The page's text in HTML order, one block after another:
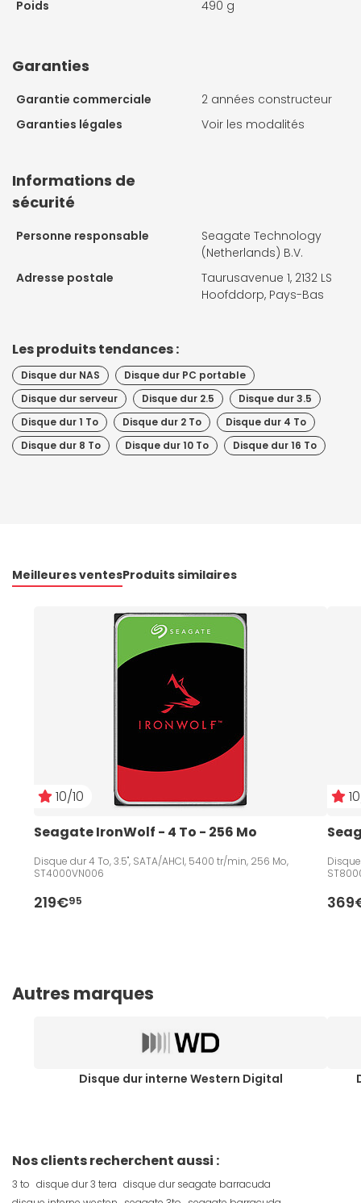
Poids
490 g
Garanties
Garantie commerciale
2 années constructeur
Garanties légales
Voir les modalités
Informations de
sécurité
Personne responsable
Seagate Technology
(Netherlands) B.V.
Adresse postale
Taurusavenue 1, 2132 LS
Hoofddorp, Pays-Bas
Les produits tendances :
Disque dur NAS
Disque dur PC portable
Disque dur serveur
Disque dur 2.5
Disque dur 3.5
Disque dur 1 To
Disque dur 2 To
Disque dur 4 To
Disque dur 8 To
Disque dur 10 To Disque dur 16 To
Meilleures ventesProduits similaires
10/10
Seagate IronWolf - 4 To - 256 Mo
Disque dur 4 To, 3.5", SATA/AHCI, 5400 tr/min, 256 Mo,
ST4000VN006
219€95
Autres marques
Disque dur interne Western Digital
Nos clients recherchent aussi :
3 to disque dur 3 tera disque dur seagate barracuda